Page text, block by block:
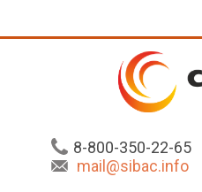
8-800-350-22-65
mail@sibac.info